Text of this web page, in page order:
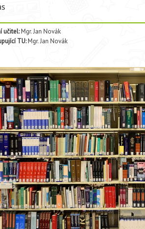
učitel:Mgr. Jan Novák
TU:Mgr. Jan Novák